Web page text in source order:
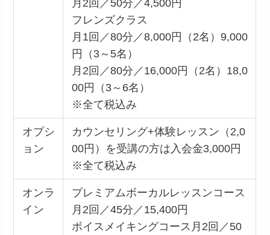
月2回／50分／4,500円
フレンズクラス
月1回／80分／8,000円（2名）9,000
円（3～5名）
月2回／80分／16,000円（2名）18,0
00円（3～6名）
※全て税込み
オプシ
ョン
カウンセリング+体験レッスン（2,0
00円）を受講の方は入会金3,000円
※全て税込み
オンラ
イン
プレミアムボーカルレッスンコース
月2回／45分／15,400円
ボイスメイキングコース月2回／50